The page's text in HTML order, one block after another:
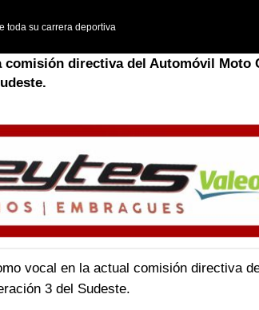
toda su carrera deportiva
comisión directiva del Automóvil
vocal en la actual comisión directiva
3 del Sudeste.